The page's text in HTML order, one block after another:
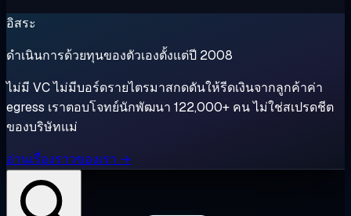
อิสระ
ดำเนินการด้วยทุนของตัวเองตั้งแต่ปี 2008
ไม่มี VC ไม่มีบอร์ดรายไตรมาสกดดันให้รีดเงินจากลูกค้าค่า
egress เราตอบโจทย์นักพัฒนา 122,000+ คน ไม่ใช่สเปรดชีต
ของบริษัทแม่
อ่านเรื่องราวของเรา →